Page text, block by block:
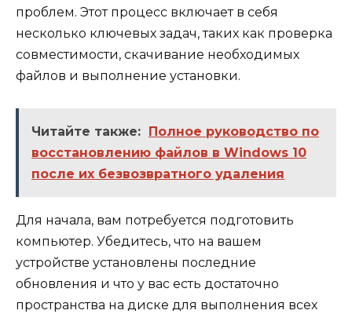
проблем. Этот процесс включает в себя
несколько ключевых задач, таких как проверка
совместимости, скачивание необходимых
файлов и выполнение установки.
Читайте также: Полное руководство по
восстановлению файлов в Windows 10
после их безвозвратного удаления
Для начала, вам потребуется подготовить
компьютер. Убедитесь, что на вашем
устройстве установлены последние
обновления и что у вас есть достаточно
пространства на диске для выполнения всех